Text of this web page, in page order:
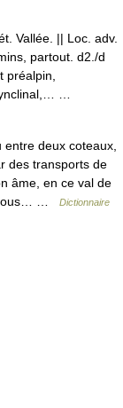
Vallée. || Loc. adv.
partout. d2./d
préalpin,
…
deux coteaux,
des transports de
âme, en ce val de
vous… …
Dictionnaire